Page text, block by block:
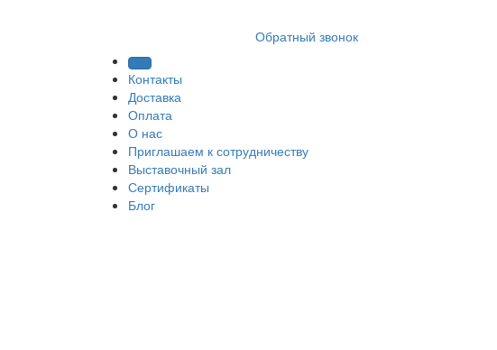
Обратный звонок
Контакты
Доставка
Оплата
О нас
Приглашаем к сотрудничеству
Выставочный зал
Сертификаты
Блог